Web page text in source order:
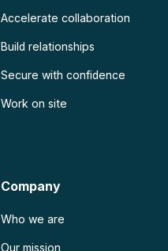
Accelerate collaboration
Build relationships
Secure with confidence
Work on site
Company
Who we are
Our mission